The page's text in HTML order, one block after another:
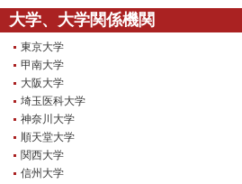
大学、大学関係機関
東京大学
甲南大学
大阪大学
埼玉医科大学
神奈川大学
順天堂大学
関西大学
信州大学